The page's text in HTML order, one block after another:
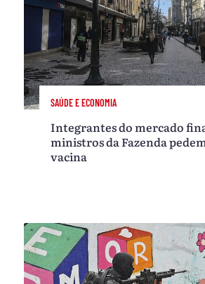
SAÚDE E ECONOMIA
Integrantes do mercado
ministros da Fazenda
vacina